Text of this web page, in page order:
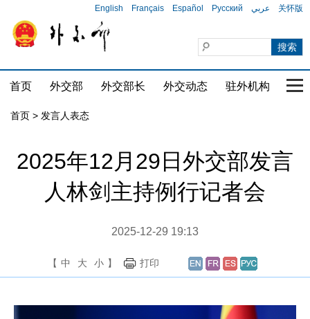
English Français Español Русский عربي 关怀版
首页 外交部 外交部长 外交动态 驻外机构 国
首页 > 发言人表态
2025年12月29日外交部发言
人林剑主持例行记者会
2025-12-29 19:13
【 中 大 小 】 打印